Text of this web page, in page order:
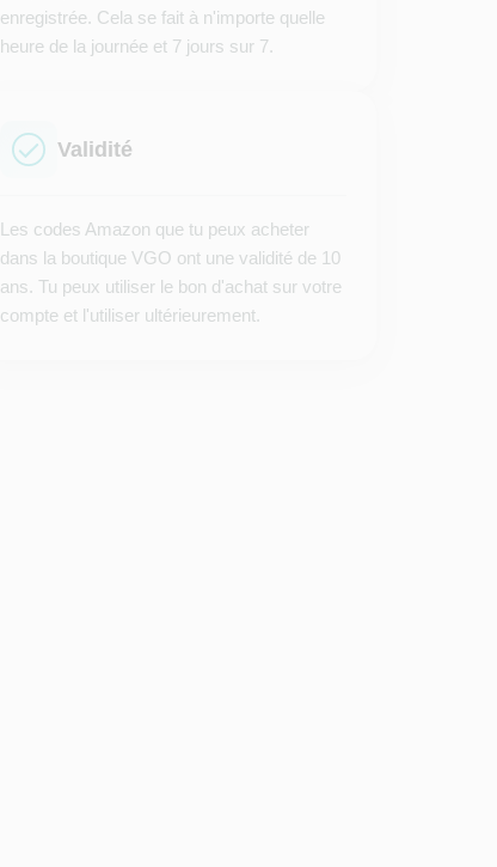
enregistrée. Cela se fait à n'importe quelle
heure de la journée et 7 jours sur 7.
Validité
Les codes Amazon que tu peux acheter
dans la boutique VGO ont une validité de 10
ans. Tu peux utiliser le bon d'achat sur votre
compte et l'utiliser ultérieurement.